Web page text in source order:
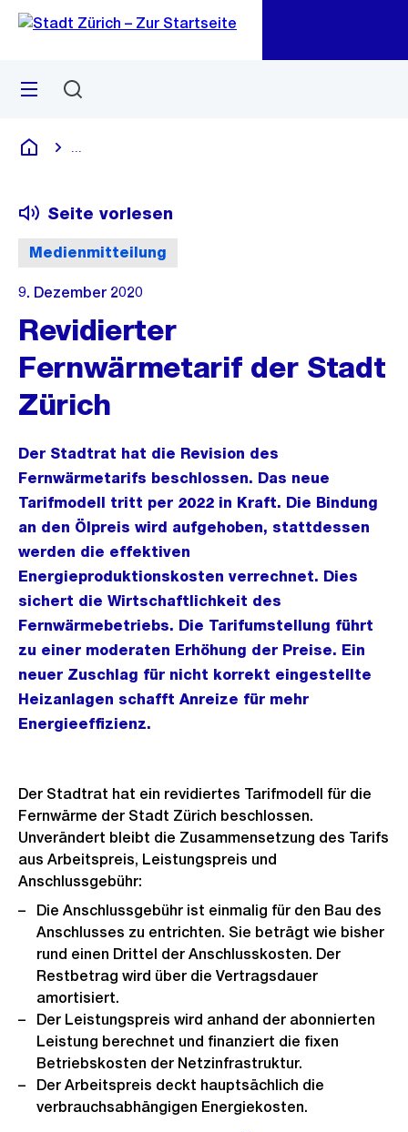
Navigation
Sprunglink
Menü
Deutsch
Medienmitteilung
Seite vorlesen
9. Dezember 2020
Revidierter
Fernwärmetarif der Stadt
Zürich
Der Stadtrat hat die Revision des
Fernwärmetarifs beschlossen. Das neue
Tarifmodell tritt per 2022 in Kraft. Die Bindung
an den Ölpreis wird aufgehoben, stattdessen
werden die effektiven
Energieproduktionskosten verrechnet. Dies
sichert die Wirtschaftlichkeit des
Fernwärmebetriebs. Die Tarifumstellung führt
zu einer moderaten Erhöhung der Preise. Ein
neuer Zuschlag für nicht korrekt eingestellte
Heizanlagen schafft Anreize für mehr
Energieeffizienz.
Der Stadtrat hat ein revidiertes Tarifmodell für die
Fernwärme der Stadt Zürich beschlossen.
Unverändert bleibt die Zusammensetzung des Tarifs
aus Arbeitspreis, Leistungspreis und
Anschlussgebühr:
Die Anschlussgebühr ist einmalig für den Bau des
Anschlusses zu entrichten. Sie beträgt wie bisher
rund einen Drittel der Anschlusskosten. Der
Restbetrag wird über die Vertragsdauer
amortisiert.
Der Leistungspreis wird anhand der abonnierten
Leistung berechnet und finanziert die fixen
Betriebskosten der Netzinfrastruktur.
Der Arbeitspreis deckt hauptsächlich die
verbrauchsabhängigen Energiekosten.